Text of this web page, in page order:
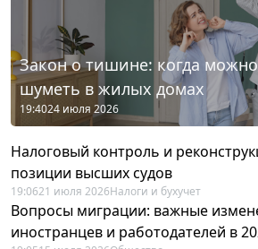
Закон о тишине: когда
шуметь в жилых домах
19:4024 июля 2026
Налоговый контроль и
позиции высших судов
19:0621 июля 2026Налоги и бухучет
Вопросы миграции: важные
иностранцев и работодателей в